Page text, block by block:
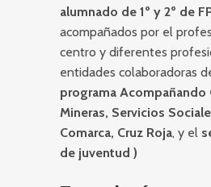
alumnado de 1º y 2º de
acompañados por el
centro y diferentes
entidades colaboradoras
programa Acompañando
Mineras, Servicios
Comarca, Cruz Roja, y el
de juventud )